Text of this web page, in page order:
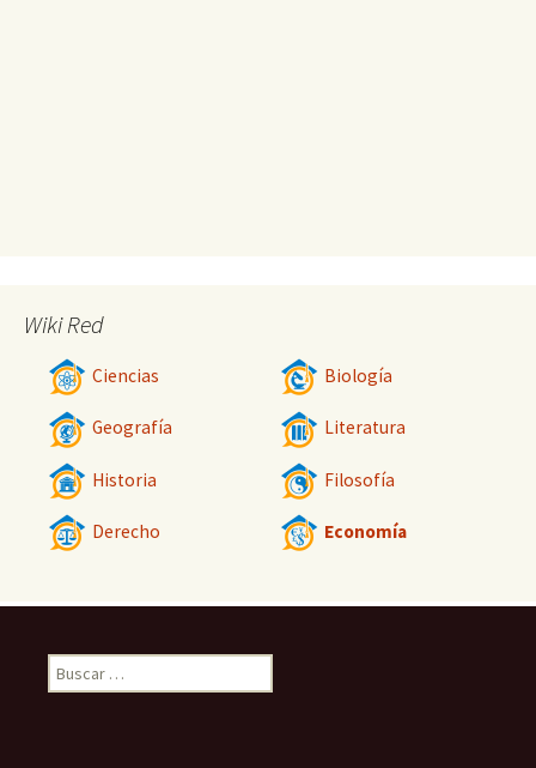
Wiki Red
Ciencias Biología
Geografía Literatura
Historia Filosofía
Derecho Economía
Buscar: